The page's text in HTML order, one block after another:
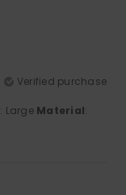
Verified purchase
: Large Material: